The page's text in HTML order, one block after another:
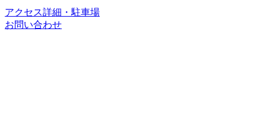
アクセス詳細・駐車場
お問い合わせ